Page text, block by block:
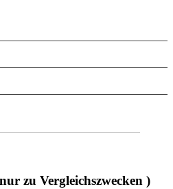
zu Vergleichszwecken )